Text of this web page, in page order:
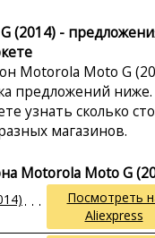
(2014) -
Motorola Moto G
предложений
узнать сколько
магазинов.
Motorola Moto G
Посмотреть
Aliexpress